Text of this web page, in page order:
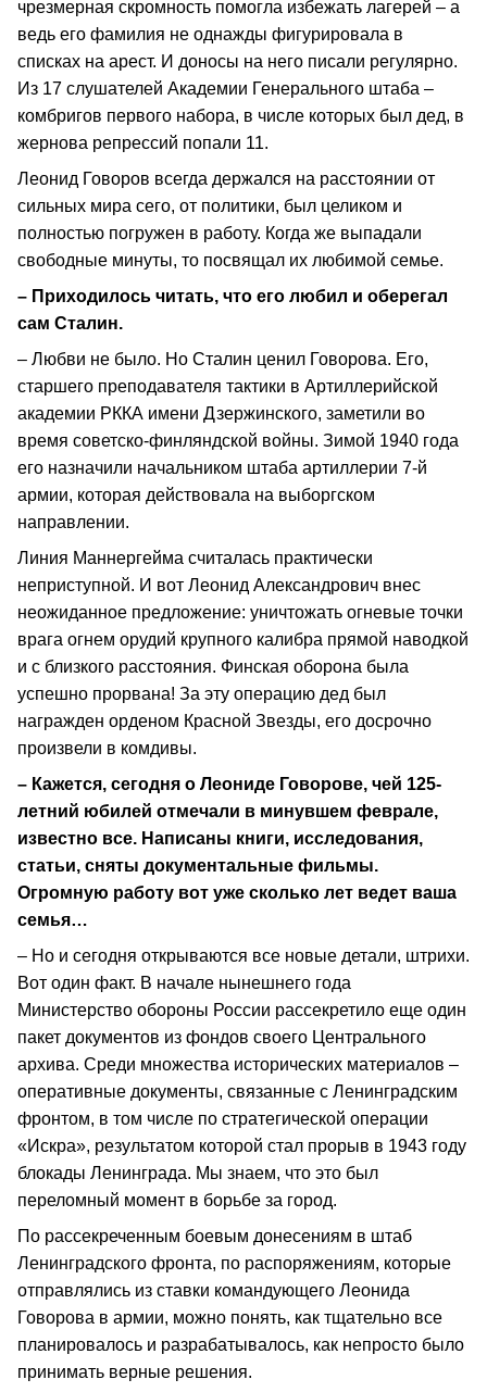
чрезмерная скромность помогла избежать лагерей – а
ведь его фамилия не однажды фигурировала в
списках на арест. И доносы на него писали регулярно.
Из 17 слушателей Академии Генерального штаба –
комбригов первого набора, в числе которых был дед, в
жернова репрессий попали 11.
Леонид Говоров всегда держался на расстоянии от
сильных мира сего, от политики, был целиком и
полностью погружен в работу. Когда же выпадали
свободные минуты, то посвящал их любимой семье.
– Приходилось читать, что его любил и оберегал
сам Сталин.
– Любви не было. Но Сталин ценил Говорова. Его,
старшего преподавателя тактики в Артиллерийской
академии РККА имени Дзержинского, заметили во
время советско-финляндской войны. Зимой 1940 года
его назначили начальником штаба артиллерии 7-й
армии, которая действовала на выборгском
направлении.
Линия Маннергейма считалась практически
неприступной. И вот Леонид Александрович внес
неожиданное предложение: уничтожать огневые точки
врага огнем орудий крупного калибра прямой наводкой
и с близкого расстояния. Финская оборона была
успешно прорвана! За эту операцию дед был
награжден орденом Красной Звезды, его досрочно
произвели в комдивы.
– Кажется, сегодня о Леониде Говорове, чей 125-
летний юбилей отмечали в минувшем феврале,
известно все. Написаны книги, исследования,
статьи, сняты документальные фильмы.
Огромную работу вот уже сколько лет ведет ваша
семья…
– Но и сегодня открываются все новые детали, штрихи.
Вот один факт. В начале нынешнего года
Министерство обороны России рассекретило еще один
пакет документов из фондов своего Центрального
архива. Среди множества исторических материалов –
оперативные документы, связанные с Ленинградским
фронтом, в том числе по стратегической операции
«Искра», результатом которой стал прорыв в 1943 году
блокады Ленинграда. Мы знаем, что это был
переломный момент в борьбе за город.
По рассекреченным боевым донесениям в штаб
Ленинградского фронта, по распоряжениям, которые
отправлялись из ставки командующего Леонида
Говорова в армии, можно понять, как тщательно все
планировалось и разрабатывалось, как непросто было
принимать верные решения.